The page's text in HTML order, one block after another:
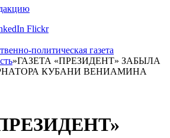
Flickr
»ГАЗЕТА «ПРЕЗИДЕНТ» ЗАБЫЛА
КУБАНИ ВЕНИАМИНА